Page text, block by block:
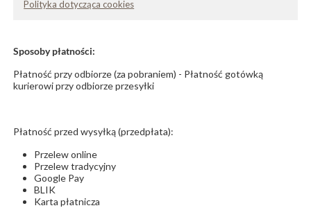
Polityka dotycząca cookies
Sposoby płatności:
Płatność przy odbiorze (za pobraniem) - Płatność gotówką
kurierowi przy odbiorze przesyłki
Płatność przed wysyłką (przedpłata):
Przelew online
Przelew tradycyjny
Google Pay
BLIK
Karta płatnicza